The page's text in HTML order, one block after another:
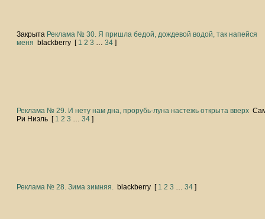
Закрыта Реклама № 30. Я пришла бедой, дождевой водой, так напейся
меня blackberry [ 1 2 3 … 34 ]
Реклама № 29. И нету нам дна, прорубь-луна настежь открыта вверх
Ри Ниэль [ 1 2 3 … 34 ]
Реклама № 28. Зима зимняя. blackberry [ 1 2 3 … 34 ]